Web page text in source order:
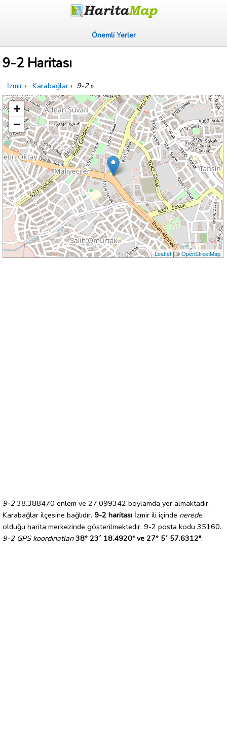
Önemli Yerler
9-2 Haritası
İzmir › Karabağlar › 9-2»
+
−
Leaflet| ©OpenStreetMap
9-238.388470 enlem ve 27.099342 boylamda yer almaktadır.
Karabağlar ilçesine bağlıdır. 9-2 haritası İzmir ili içinde nerede
olduğu harita merkezinde gösterilmektedir. 9-2 posta kodu 35160.
9-2 GPS koordinatları 38° 23´ 18.4920" ve 27° 5´ 57.6312".